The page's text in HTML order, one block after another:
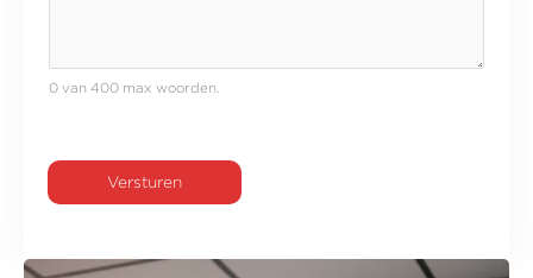
0 van 400 max woorden.
Versturen